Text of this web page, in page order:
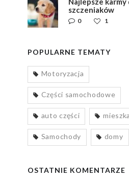
szczeniaków
1
0
POPULARNE TEMATY
Motoryzacja
Części samochodowe
auto części
Samochody domy
OSTATNIE KOMENTARZE